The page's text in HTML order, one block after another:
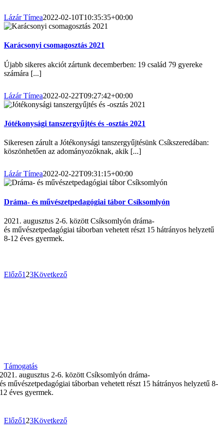
Lázár Tímea2022-02-10T10:35:35+00:00
Karácsonyi csomagosztás 2021
Újabb sikeres akciót zártunk decemberben: 19 család 79 gyereke
számára [...]
Lázár Tímea2022-02-22T09:27:42+00:00
Jótékonysági tanszergyűjtés és -osztás 2021
Sikeresen zárult a Jótékonysági tanszergyűjtésünk Csíkszeredában:
köszönhetően az adományozóknak, akik [...]
Lázár Tímea2022-02-22T09:31:15+00:00
Dráma- és művészetpedagógiai tábor Csíksomlyón
2021. augusztus 2-6. között Csíksomlyón dráma-
és művészetpedagógiai táborban vehetett részt 15 hátrányos helyzetű
8-12 éves gyermek.
Előző1 23Következő
Támogatás
2021. augusztus 2-6. között Csíksomlyón dráma-
és művészetpedagógiai táborban vehetett részt 15 hátrányos helyzetű 8-
12 éves gyermek.
Előző1 23Következő